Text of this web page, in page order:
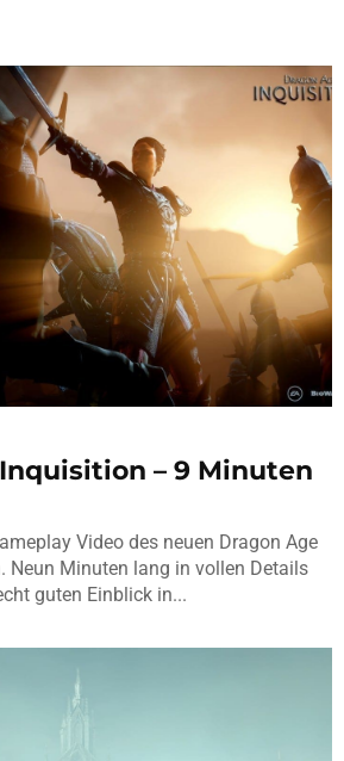
– 9 Minuten
Video des neuen Dragon Age
Neun Minuten lang in vollen Details
guten Einblick in...